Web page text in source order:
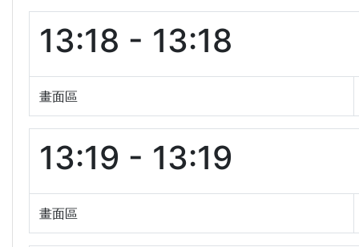
13:18 - 13:18
畫面區
13:19 - 13:19
畫面區